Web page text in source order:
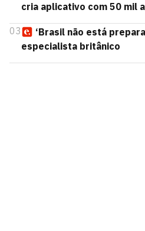
cria aplicativo com 50 mil
03
‘Brasil não está
especialista britânico